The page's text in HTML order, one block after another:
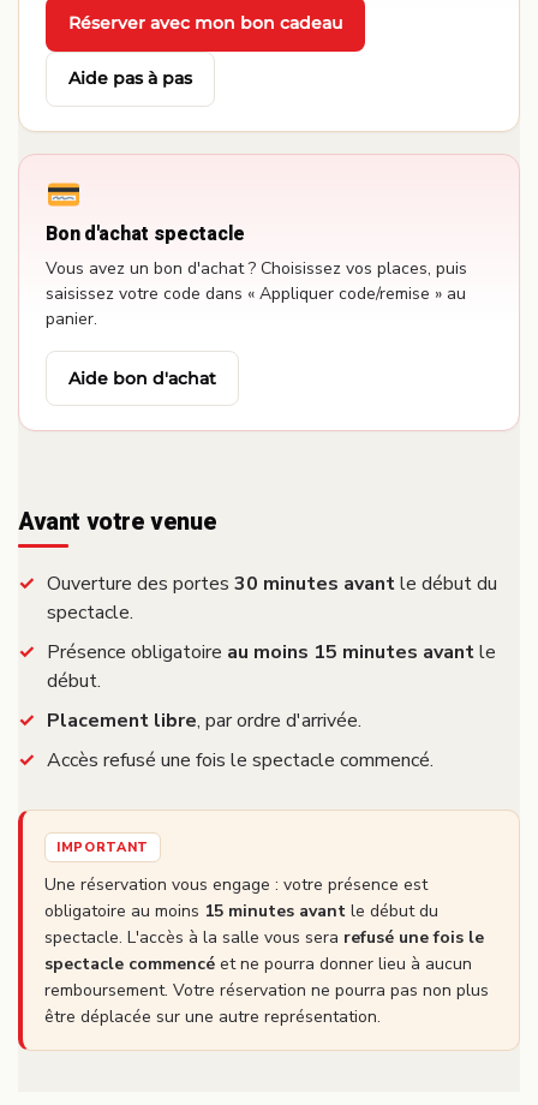
Réserver avec mon bon cadeau
· Aide pas à pas
Bon d'achat spectacle
Vous avez un bon d'achat ? Choisissez vos places, puis
saisissez votre code dans « Appliquer code/remise » au
panier.
Aide bon d'achat
Avant votre venue
Ouverture des portes 30 minutes avantle début du
spectacle.
Présence obligatoire au moins 15 minutes avantle
début.
Placement libre, par ordre d'arrivée.
Accès refusé une fois le spectacle commencé.
IMPORTANT
Une réservation vous engage : votre présence est
obligatoire au moins 15 minutes avant le début du
spectacle. L'accès à la salle vous sera refusé une fois le
spectacle commencé et ne pourra donner lieu à aucun
remboursement. Votre réservation ne pourra pas non plus
être déplacée sur une autre représentation.